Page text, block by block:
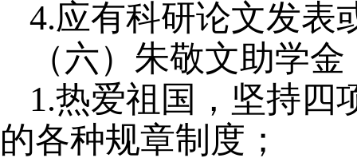
4.应有科研论文发表
（六）朱敬文助学
1.热爱祖国，坚持四
的各种规章制度；